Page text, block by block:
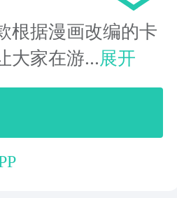
根据漫画改编的卡
大家在游...展开